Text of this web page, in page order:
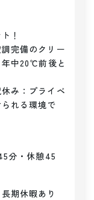
！
完備のクリー
中20℃前後と
み：プライベ
れる環境で
分・休憩45
期休暇あり